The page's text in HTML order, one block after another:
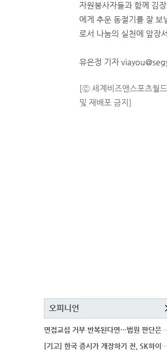
자원봉사자들과 함께 김
에게 추운 동절기를 잘
로서 나눔의 실천에 앞장
유은정 기자
[ⓒ 세계비즈앤스포츠월
및 재배포 금지]
오피니언
면접교섭 거부
[기고] 한국 증시가 개장하기 전, SK하이닉스 가격은